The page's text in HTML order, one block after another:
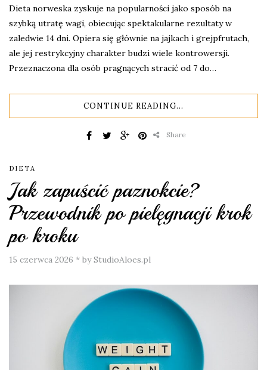
Dieta norweska zyskuje na popularności jako sposób na
szybką utratę wagi, obiecując spektakularne rezultaty w
zaledwie 14 dni. Opiera się głównie na jajkach i grejpfrutach,
ale jej restrykcyjny charakter budzi wiele kontrowersji.
Przeznaczona dla osób pragnących stracić od 7 do…
CONTINUE READING...
Share
DIETA
Jak zapuścić paznokcie?
Przewodnik po pielęgnacji krok
po kroku
15 czerwca 2026 * by StudioAloes.pl